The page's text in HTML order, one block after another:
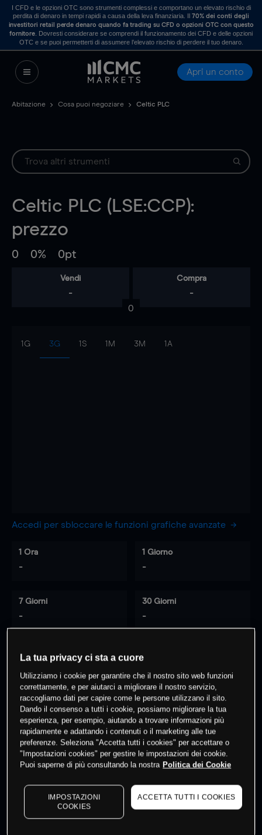
I CFD e le opzioni OTC sono strumenti complessi e comportano un elevato rischio di
perdita di denaro in tempi rapidi a causa della leva finanziaria. Il70% dei conti degli
investitori retail perde denaro quando fa trading su CFD o opzioni OTC con questo
fornitore . Dovresti considerare se comprendi il funzionamento dei CFD e delle opzioni
OTC e se puoi permetterti di assumere l’elevato rischio di perdere il tuo denaro.
Apri un conto
Abitazione Cosa puoi negoziare Celtic PLC
Celtic PLC (LSE:CCP):
prezzo
0 0% 0pt
Vendi
-
Compra
-
0
1G 3G 1S 1M 3M 1A
Accedi per sbloccare le funzioni grafiche avanzate
1 Ora
-
1 Giorno
-
7 Giorni
-
30 Giorni
-
% dei clienti hanno posizioni
questo prodotto
Fai trading
I prezzi sono solo indicativi. Accediper vedere gli ultimi
dati di mercato
to see latest market data
La tua privacy ci sta a cuore
Utilizziamo i cookie per garantire che il nostro sito web funzioni
correttamente, e per aiutarci a migliorare il nostro servizio,
raccogliamo dati per capire come le persone utilizzano il sito.
Dando il consenso a tutti i cookie, possiamo migliorare la tua
esperienza, per esempio, aiutando a trovare informazioni più
rapidamente e adattando i contenuti o il marketing alle tue
preferenze. Seleziona "Accetta tutti i cookies" per accettare o
"Impostazioni cookies" per gestire le impostazioni dei cookie.
Puoi saperne di più consultando la nostra Politica dei Cookie
IMPOSTAZIONI
COOKIES
ACCETTA TUTTI I COOKIES